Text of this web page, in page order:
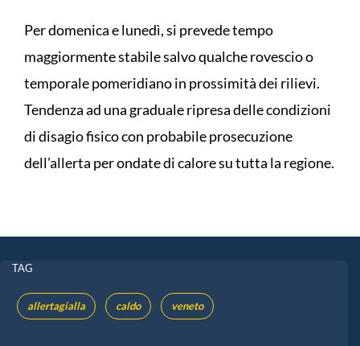
Per domenica e lunedì, si prevede tempo
maggiormente stabile salvo qualche rovescio o
temporale pomeridiano in prossimità dei rilievi.
Tendenza ad una graduale ripresa delle condizioni
di disagio fisico con probabile prosecuzione
dell'allerta per ondate di calore su tutta la regione.
TAG
allertagialla caldo veneto